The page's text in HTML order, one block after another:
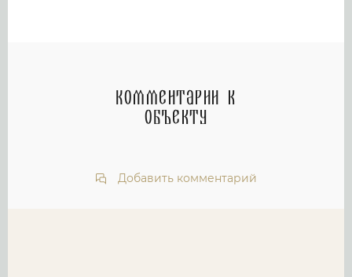
Комментарии к
объекту
Добавить комментарий